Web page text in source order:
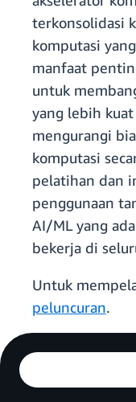
terkonsolidasi
komputasi
manfaat
untuk
yang lebih
mengurangi
komputasi
pelatihan dan
penggunaan
AI/ML yang
bekerja di
Untuk
peluncuran.